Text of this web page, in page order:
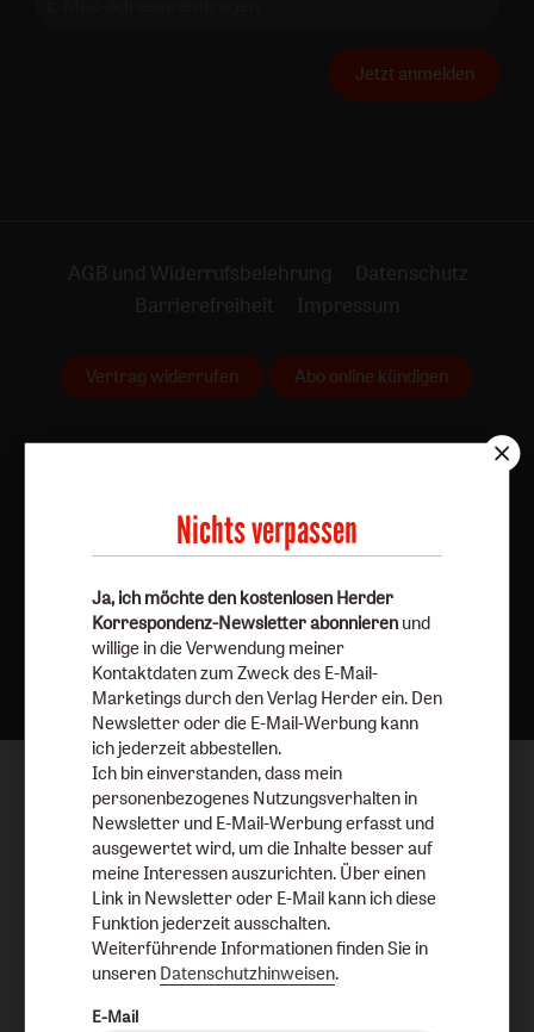
Jetzt anmelden
AGB und Widerrufsbelehrung
Datenschutz
Barrierefreiheit
Impressum
Vertrag widerrufen Abo online kündigen
Nach oben
Nichts verpassen
Ja, ich möchte den kostenlosen Herder
Korrespondenz-Newsletter abonnieren und
willige in die Verwendung meiner
Kontaktdaten zum Zweck des E-Mail-
Marketings durch den Verlag Herder ein. Den
Newsletter oder die E-Mail-Werbung kann
ich jederzeit abbestellen.
Ich bin einverstanden, dass mein
personenbezogenes Nutzungsverhalten in
Newsletter und E-Mail-Werbung erfasst und
ausgewertet wird, um die Inhalte besser auf
meine Interessen auszurichten. Über einen
Link in Newsletter oder E-Mail kann ich diese
Funktion jederzeit ausschalten.
Weiterführende Informationen finden Sie in
unseren Datenschutzhinweisen.
E-Mail